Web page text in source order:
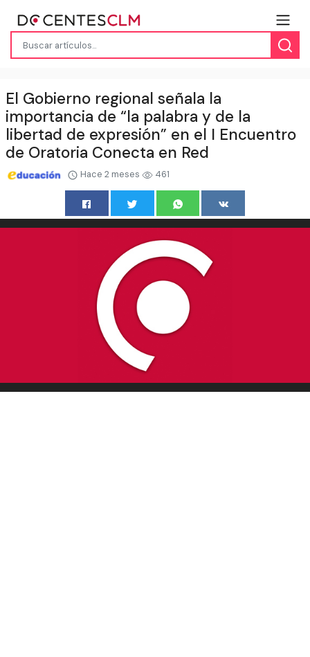
El Gobierno regional señala la
importancia de “la palabra y de la
libertad de expresión” en el I Encuentro
de Oratoria Conecta en Red
Hace 2 meses 461